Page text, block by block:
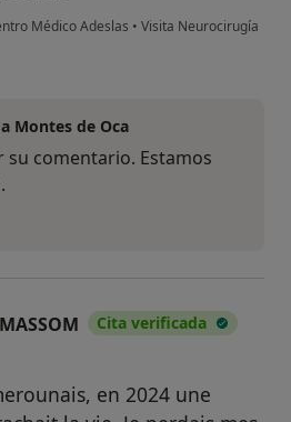
Médico Adeslas • Visita Neurocirugía
Montes de Oca
su comentario. Estamos
Cita verificada
en 2024 une